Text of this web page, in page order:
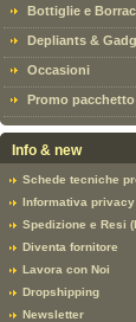
Bottiglie e
Depliants &
Occasioni
Promo
Info & new
Schede tecniche
Informativa
Spedizione e Resi
Diventa fornitore
Lavora con Noi
Dropshipping
Newsletter